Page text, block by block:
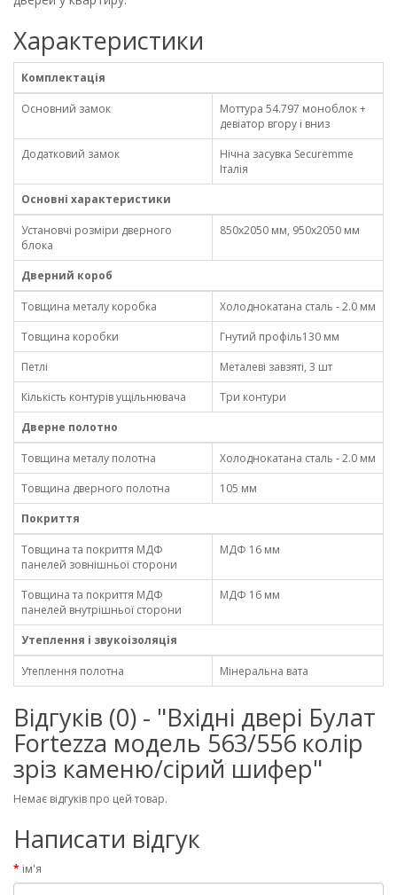
Характеристики
Комплектація
Основний замок
Моттура 54.797 моноблок +
девіатор вгору і вниз
Додатковий замок
Нічна засувка Securemme
Італія
Основні характеристики
Установчі розміри дверного
блока
850х2050 мм, 950х2050 мм
Дверний короб
Товщина металу коробка
Холоднокатана сталь - 2.0 мм
Товщина коробки
Гнутий профіль130 мм
Петлі
Металеві завзяті, 3 шт
Кількість контурів ущільнювача
Три контури
Дверне полотно
Товщина металу полотна
Холоднокатана сталь - 2.0 мм
Товщина дверного полотна
105 мм
Покриття
Товщина та покриття МДФ
панелей зовнішньої сторони
МДФ 16 мм
Товщина та покриття МДФ
панелей внутрішньої сторони
МДФ 16 мм
Утеплення і звукоізоляція
Утеплення полотна Мінеральна вата
Відгуків (0) - "Вхідні двері Булат
Fortezza модель 563/556 колір
зріз каменю/сірий шифер"
Немає відгуків про цей товар.
Написати відгук
ім'я